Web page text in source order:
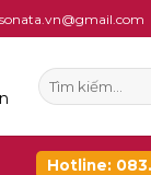
Tìm
kiếm:
Hotline: